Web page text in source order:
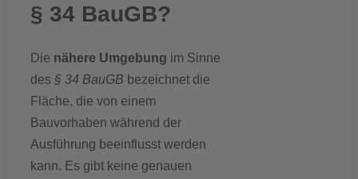
§ 34 BauGB?
Die nähere Umgebung im Sinne
des § 34 BauGB bezeichnet die
Fläche, die von einem
Bauvorhaben während der
Ausführung beeinflusst werden
kann. Es gibt keine genauen